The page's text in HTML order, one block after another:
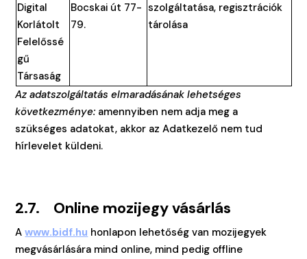
Digital
Korlátolt
Felelőssé
gű
Társaság
Bocskai út 77-
79.
szolgáltatása, regisztrációk
tárolása
Az adatszolgáltatás elmaradásának lehetséges
következménye: amennyiben nem adja meg a
szükséges adatokat, akkor az Adatkezelő nem tud
hírlevelet küldeni.
2.7. Online mozijegy vásárlás
Awww.bidf.hu honlapon lehetőség van mozijegyek
megvásárlására mind online, mind pedig offline